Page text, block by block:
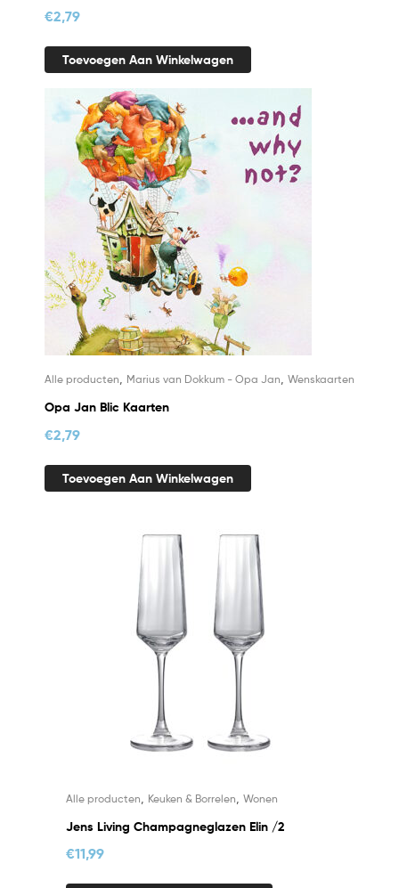
€2,79
Toevoegen Aan Winkelwagen
Alle producten, Marius van Dokkum - Opa Jan, Wenskaarten
Opa Jan Blic Kaarten
€2,79
Toevoegen Aan Winkelwagen
Alle producten Keuken & Borrelen Wonen
Jens Living Champagneglazen Elin /2
€11,99